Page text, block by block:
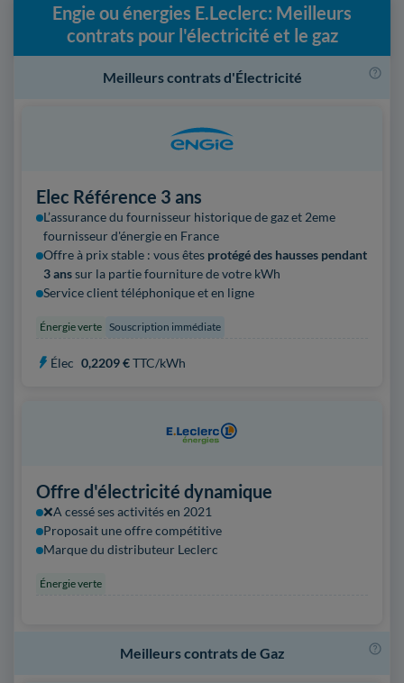
Engie ou énergies E.Leclerc: Meilleurs
contrats pour l'électricité et le gaz
Elec Référence 3 ans
L’assurance du fournisseur historique de gaz et 2eme
fournisseur d'énergie en France
Offre à prix stable : vous êtes protégé des hausses pendant
3 anssur la partie fourniture de votre kWh
Service client téléphonique et en ligne
Énergie verte Souscription immédiate
Élec 0,2209 €TTC/kWh
Meilleurs contrats d'Électricité
Offre d'électricité dynamique
❌A cessé ses activités en 2021
Proposait une offre compétitive
Marque du distributeur Leclerc
Énergie verte
Meilleurs contrats de Gaz